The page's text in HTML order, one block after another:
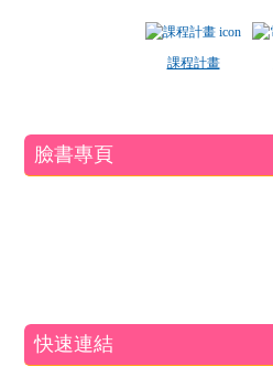
課程計畫
臉書專頁
快速連結